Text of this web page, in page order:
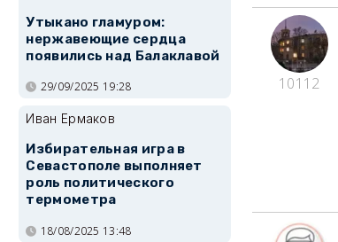
10112
Утыкано гламуром:
нержавеющие сердца
появились над Балаклавой
29/09/2025 19:28
Иван Ермаков
Избирательная игра в
Севастополе выполняет
роль политического
термометра
18/08/2025 13:48